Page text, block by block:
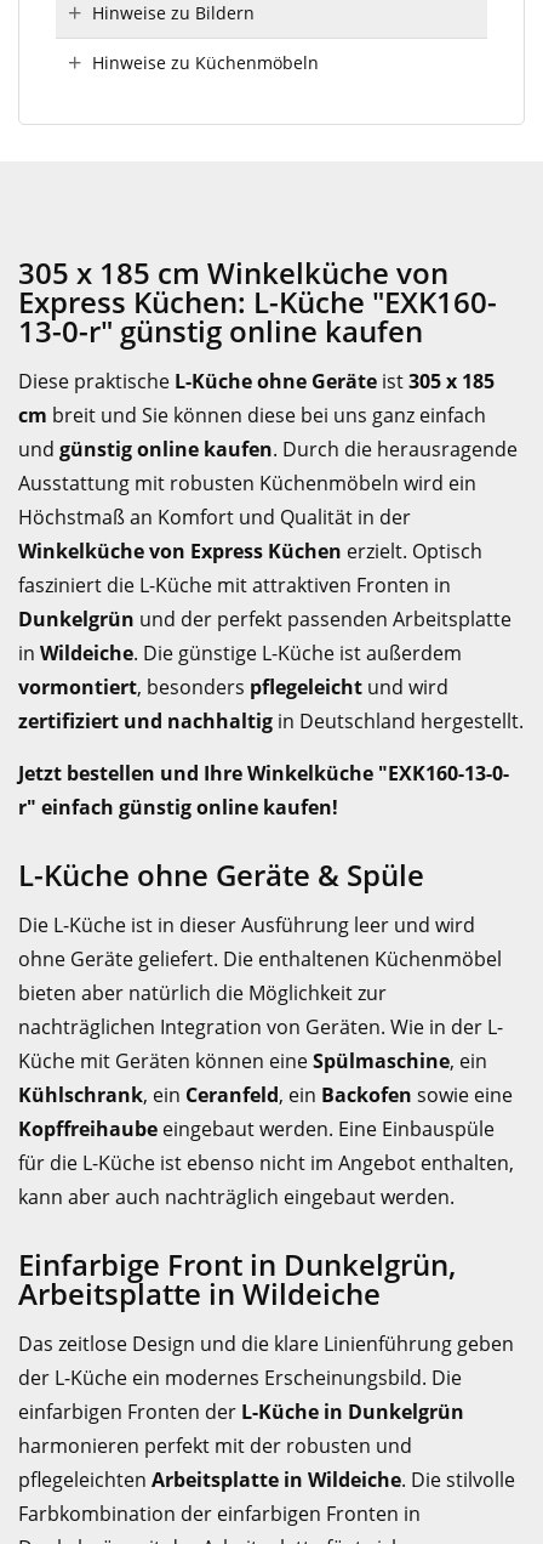
Hinweise zu Bildern
Hinweise zu Küchenmöbeln
305 x 185 cm Winkelküche von
Express Küchen: L-Küche "EXK160-
13-0-r" günstig online kaufen
Diese praktische L-Küche ohne Geräte ist305 x 185
cm breit und Sie können diese bei uns ganz einfach
und günstig online kaufen. Durch die herausragende
Ausstattung mit robusten Küchenmöbeln wird ein
Höchstmaß an Komfort und Qualität in der
Winkelküche von Express Küchen erzielt. Optisch
fasziniert die L-Küche mit attraktiven Fronten in
Dunkelgrün und der perfekt passenden Arbeitsplatte
in Wildeiche. Die günstige L-Küche ist außerdem
vormontiert, besonders pflegeleicht und wird
zertifiziert und nachhaltig in Deutschland hergestellt.
Jetzt bestellen und Ihre Winkelküche "EXK160-13-0-
r" einfach günstig online kaufen!
L-Küche ohne Geräte & Spüle
Die L-Küche ist in dieser Ausführung leer und wird
ohne Geräte geliefert. Die enthaltenen Küchenmöbel
bieten aber natürlich die Möglichkeit zur
nachträglichen Integration von Geräten. Wie in der L-
Küche mit Geräten können eineSpülmaschine, ein
Kühlschrank, ein Ceranfeld, ein Backofen sowie eine
Kopffreihaube eingebaut werden. Eine Einbauspüle
für die L-Küche ist ebenso nicht im Angebot enthalten,
kann aber auch nachträglich eingebaut werden.
Einfarbige Front in Dunkelgrün,
Arbeitsplatte in Wildeiche
Das zeitlose Design und die klare Linienführung geben
der L-Küche ein modernes Erscheinungsbild. Die
einfarbigen Fronten der L-Küche in Dunkelgrün
harmonieren perfekt mit der robusten und
pflegeleichten Arbeitsplatte in Wildeiche. Die stilvolle
Farbkombination der einfarbigen Fronten in